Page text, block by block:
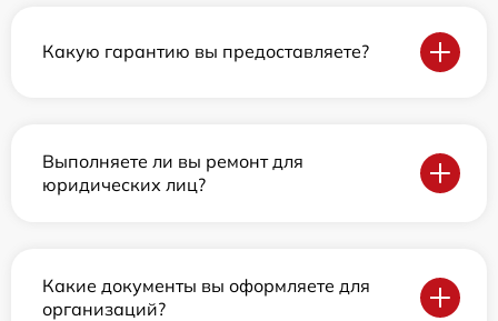
Какую гарантию вы предоставляете?
Выполняете ли вы ремонт для
юридических лиц?
Какие документы вы оформляете для
организаций?